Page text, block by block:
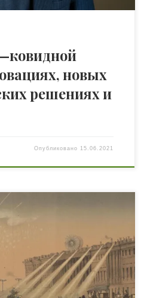
новых
решениях и
Опубликовано 15.06.2021
– крупный деятель
один из
во многих отраслях
заслуга изобретения и
ряда
паровых котлов,
приборов,